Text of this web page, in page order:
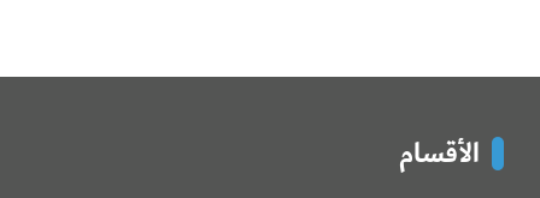
الأقسام